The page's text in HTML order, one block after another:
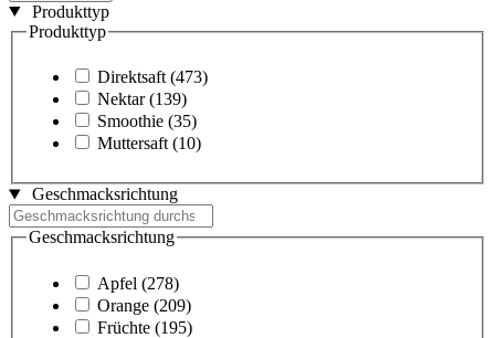
Produkttyp
Produkttyp
Direktsaft (473)
Nektar (139)
Smoothie (35)
Muttersaft (10)
Geschmacksrichtung
Geschmacksrichtung
Apfel (278)
Orange (209)
Früchte (195)